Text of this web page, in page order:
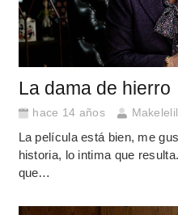
La dama de hierro
hace 14 años
La película está bien, me
historia, lo intima que
que…